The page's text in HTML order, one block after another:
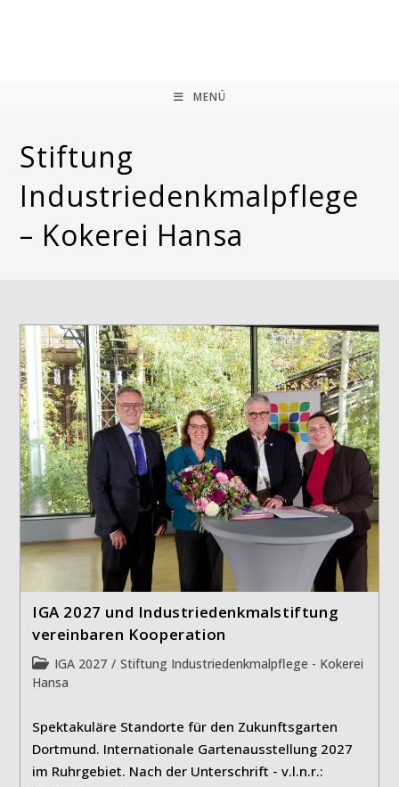
MENÜ
Stiftung
Industriedenkmalpflege
– Kokerei Hansa
IGA 2027 und Industriedenkmalstiftung
vereinbaren Kooperation
Beitrags-
Kategorie:
IGA 2027 / Stiftung Industriedenkmalpflege - Kokerei
Hansa
Spektakuläre Standorte für den Zukunftsgarten
Dortmund. Internationale Gartenausstellung 2027
im Ruhrgebiet. Nach der Unterschrift - v.l.n.r.: